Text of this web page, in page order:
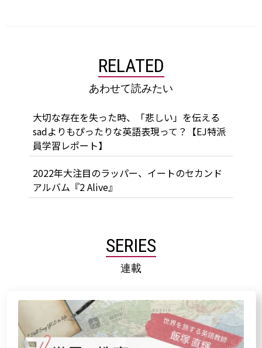
RELATED
あわせて読みたい
大切な存在を失った時、「悲しい」を伝える
sadよりもぴったりな英語表現って？【EJ特派
員学習レポート】
2022年大注目のラッパー、イートのセカンド
アルバム『2 Alive』
SERIES
連載